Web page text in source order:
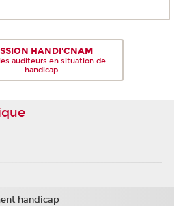
HANDI'CNAM
auditeurs en situation de
handicap
handicap